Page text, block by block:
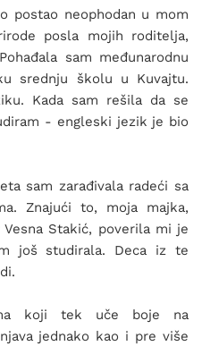
postao neophodan u mom
posla mojih roditelja,
sam međunarodnu
srednju školu u Kuvajtu.
Kada sam rešila da se
- engleski jezik je bio
sam zarađivala radeći sa
Znajući to, moja majka,
Vesna Stakić, poverila mi je
još studirala. Deca iz te
koji tek uče boje na
jednako kao i pre više